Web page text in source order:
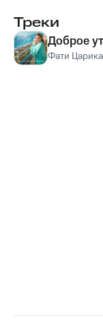
Треки
Доброе
Фати